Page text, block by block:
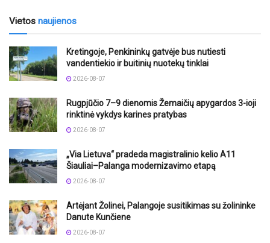
Vietos naujienos
Kretingoje, Penkininkų gatvėje bus nutiesti
vandentiekio ir buitinių nuotekų tinklai
2026-08-07
Rugpjūčio 7–9 dienomis Žemaičių apygardos 3-ioji
rinktinė vykdys karines pratybas
2026-08-07
„Via Lietuva“ pradeda magistralinio kelio A11
Šiauliai–Palanga modernizavimo etapą
2026-08-07
Artėjant Žolinei, Palangoje susitikimas su žolininke
Danute Kunčiene
2026-08-07